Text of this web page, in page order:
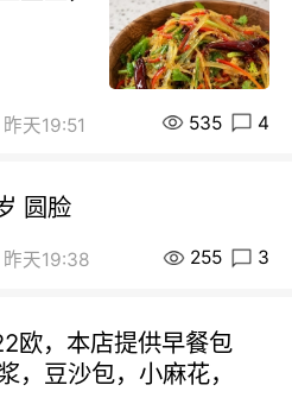
昨天19:51 535 4
圆脸
昨天19:38 255 3
欧，本店提供早餐包
，豆沙包，小麻花，